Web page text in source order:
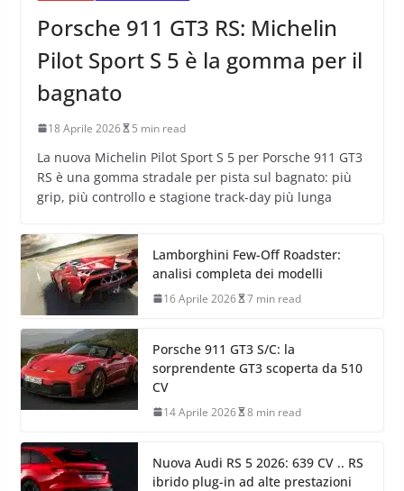
Porsche 911 GT3 RS: Michelin
Pilot Sport S 5 è la gomma per il
bagnato
18 Aprile 2026 5 min read
La nuova Michelin Pilot Sport S 5 per Porsche 911 GT3
RS è una gomma stradale per pista sul bagnato: più
grip, più controllo e stagione track-day più lunga
Lamborghini Few-Off Roadster:
analisi completa dei modelli
16 Aprile 2026 7 min read
Porsche 911 GT3 S/C: la
sorprendente GT3 scoperta da 510
CV
14 Aprile 2026 8 min read
Nuova Audi RS 5 2026: 639 CV .. RS
ibrido plug-in ad alte prestazioni